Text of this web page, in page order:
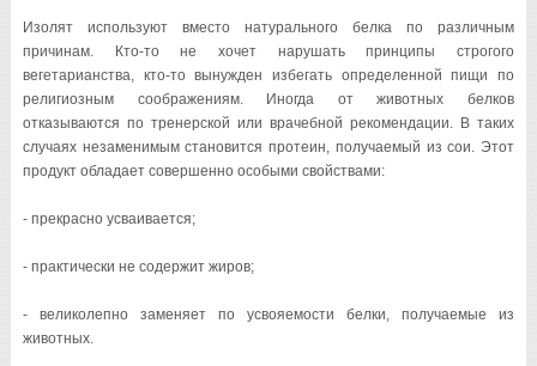
Изолят используют вместо натурального белка по различным
причинам. Кто-то не хочет нарушать принципы строгого
вегетарианства, кто-то вынужден избегать определенной пищи по
религиозным соображениям. Иногда от животных белков
отказываются по тренерской или врачебной рекомендации. В таких
случаях незаменимым становится протеин, получаемый из сои. Этот
продукт обладает совершенно особыми свойствами:
- прекрасно усваивается;
- практически не содержит жиров;
- великолепно заменяет по усвояемости белки, получаемые из
животных.